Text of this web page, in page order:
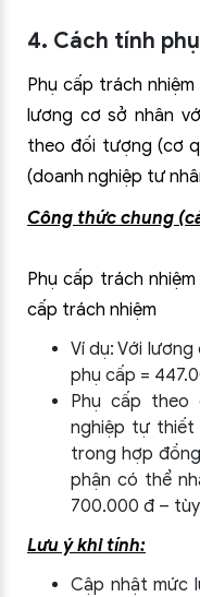
4. Cách tính
Phụ cấp trách
lương cơ sở nhân
theo đối tượng (cơ
(doanh nghiệp tư
Công thức chung
Phụ cấp trách
cấp trách nhiệm
Ví dụ: Với
phụ cấp =
Phụ cấp theo
nghiệp tự thiết
trong hợp
phận có thể
700.000 đ –
Lưu ý khi tính:
Cập nhật mức